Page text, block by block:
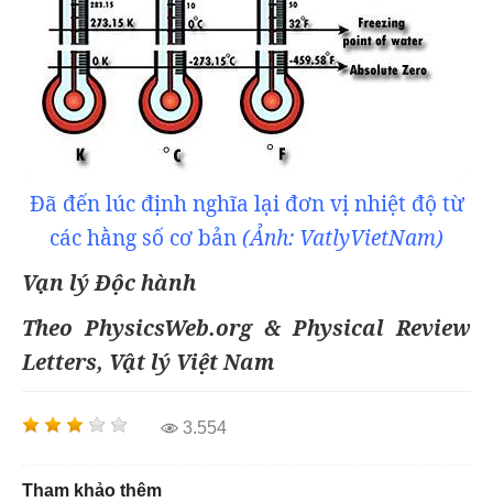
Đã đến lúc định nghĩa lại đơn vị nhiệt độ từ
các hằng số cơ bản(Ảnh: VatlyVietNam)
Vạn lý Độc hành
Theo PhysicsWeb.org & Physical Review
Letters, Vật lý Việt Nam
3.554
Tham khảo thêm